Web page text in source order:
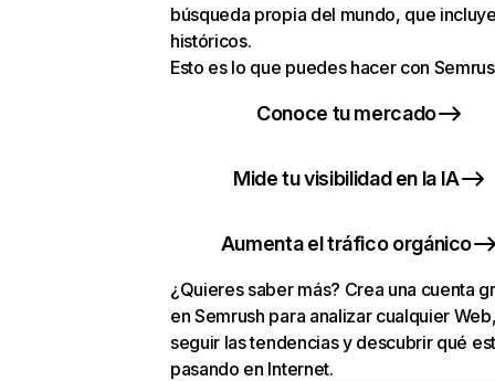
búsqueda propia del mundo, que
históricos.
Esto es lo que puedes hacer con
Conoce tu mercado
Mide tu visibilidad en la IA
Aumenta el tráfico orgánico
¿Quieres saber más? Crea una cuenta
en Semrush para analizar cualquier
seguir las tendencias y descubrir qué
pasando en Internet.